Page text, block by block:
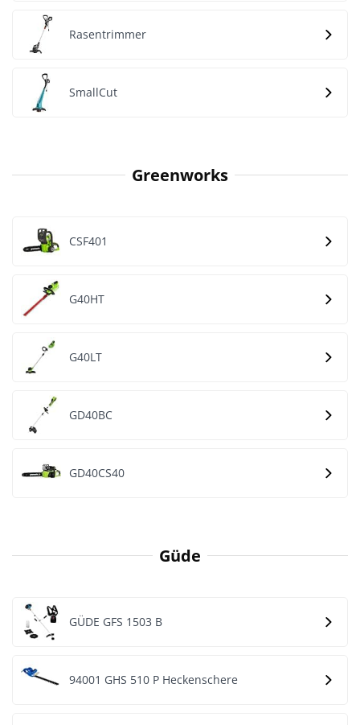
Rasentrimmer
SmallCut
Greenworks
CSF401
G40HT
G40LT
GD40BC
GD40CS40
Güde
GÜDE GFS 1503 B
94001 GHS 510 P Heckenschere